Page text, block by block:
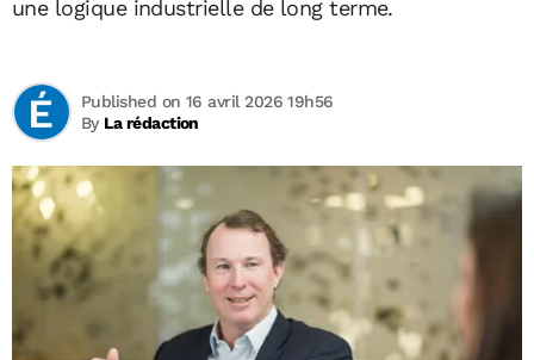
une logique industrielle de long terme.
By La rédaction
Published on 16 avril 2026 19h56